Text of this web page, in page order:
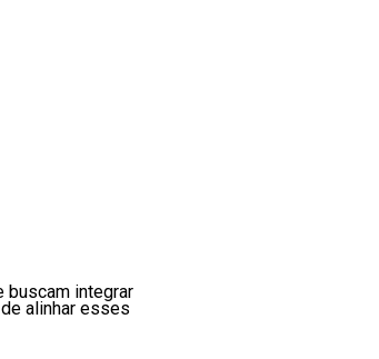
buscam integrar
alinhar esses